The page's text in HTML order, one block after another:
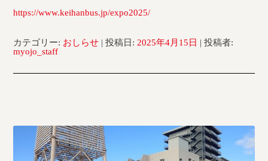
https://www.keihanbus.jp/expo2025/
カテゴリー: おしらせ | 投稿日: 2025年4月15日 |投稿者:
myojo_staff